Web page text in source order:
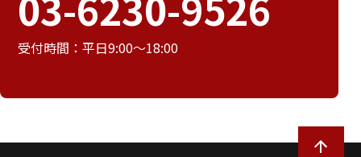
受付時間：平日9:00～18:00